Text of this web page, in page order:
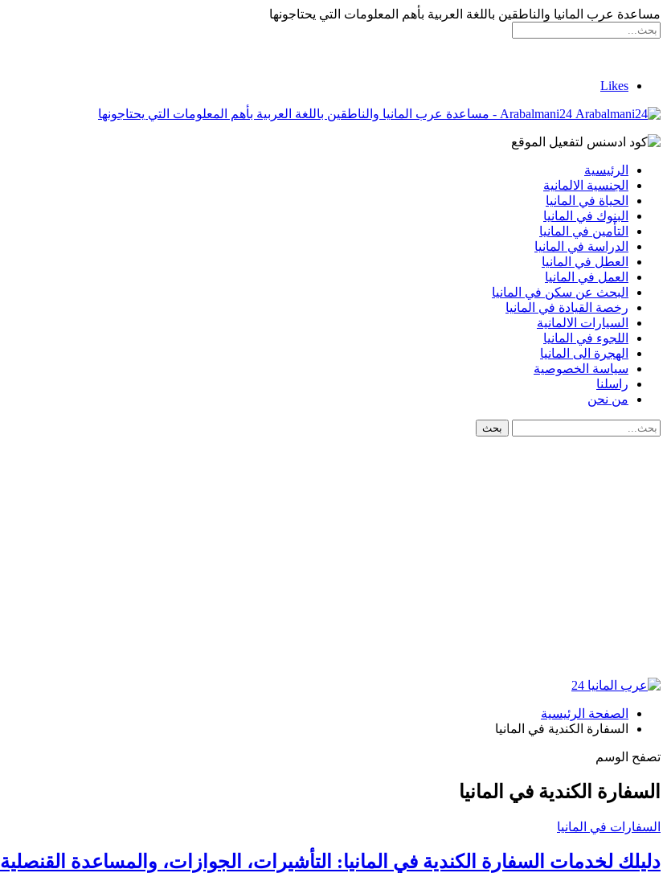
مساعدة عرب المانيا والناطقين باللغة العربية بأهم المعلومات التي يحتاجونها
Likes
Arabalmani24 - مساعدة عرب المانيا والناطقين باللغة العربية بأهم المعلومات التي يحتاجونها
الرئيسية
الجنسية الالمانية
الحياة في المانيا
البنوك في المانيا
التأمين في المانيا
الدراسة في المانيا
العطل في المانيا
العمل في المانيا
البحث عن سكن في المانيا
رخصة القيادة في المانيا
السيارات الالمانية
اللجوء في المانيا
الهجرة الى المانيا
سياسة الخصوصية
راسلنا
من نحن
الصفحة الرئيسية
السفارة الكندية في المانيا
تصفح الوسم
السفارة الكندية في المانيا
السفارات في المانيا
دليلك لخدمات السفارة الكندية في المانيا: التأشيرات، الجوازات، والمساعدة القنصلية